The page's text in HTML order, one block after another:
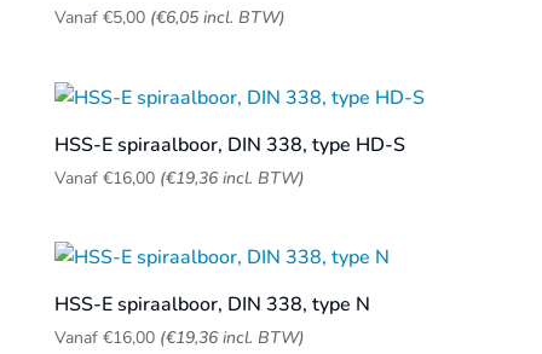
Vanaf €5,00 (€6,05incl. BTW)
HSS-E spiraalboor, DIN 338, type HD-S
Vanaf €16,00 (€19,36incl. BTW)
HSS-E spiraalboor, DIN 338, type N
Vanaf €16,00 (€19,36incl. BTW)